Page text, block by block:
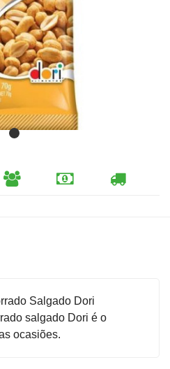
FORMAS
CALCULAR
FRETE
Salgado Dori
salgado Dori é o
ocasiões.